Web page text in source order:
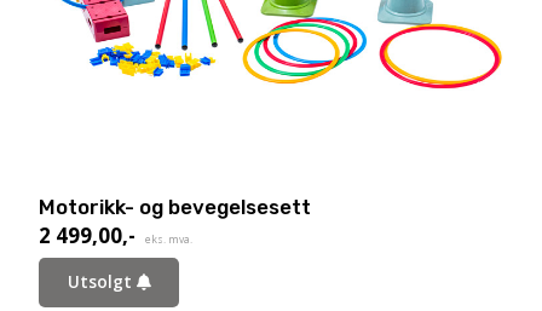
Motorikk- og bevegelsesett
2 499,00,- eks. mva.
Utsolgt